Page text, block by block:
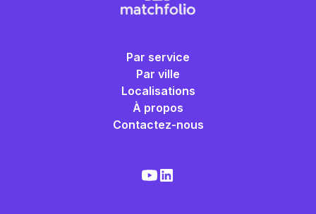
Par service
Par ville
Localisations
À propos
Contactez-nous